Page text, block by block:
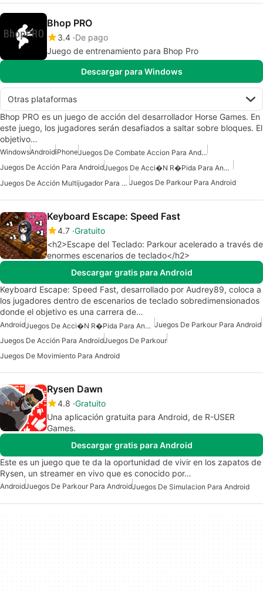
Bhop PRO
3.4 De pago
Juego de entrenamiento para Bhop Pro
Descargar para Windows
Otras plataformas
Bhop PRO es un juego de acción del desarrollador Horse Games. En
este juego, los jugadores serán desafiados a saltar sobre bloques. El
objetivo…
WindowsAndroidiPhone
Juegos De Combate Accion Para Android
Juegos De Acción Para Android
Juegos De Acci�n R�pida Para Android
Juegos De Acción Multijugador Para Android Juegos De Parkour Para Android
Keyboard Escape: Speed Fast
4.7 Gratuito
<h2>Escape del Teclado: Parkour acelerado a través de
enormes escenarios de teclado</h2>
Descargar gratis para Android
Keyboard Escape: Speed Fast, desarrollado por Audrey89, coloca a
los jugadores dentro de escenarios de teclado sobredimensionados
donde el objetivo es una carrera de…
Android Juegos De Acci�n R�pida Para Android Juegos De Parkour Para Android
Juegos De Acción Para AndroidJuegos De Parkour
Juegos De Movimiento Para Android
Rysen Dawn
4.8 Gratuito
Una aplicación gratuita para Android, de R-USER
Games.
Descargar gratis para Android
Este es un juego que te da la oportunidad de vivir en los zapatos de
Rysen, un streamer en vivo que es conocido por…
AndroidJuegos De Parkour Para AndroidJuegos De Simulacion Para Android